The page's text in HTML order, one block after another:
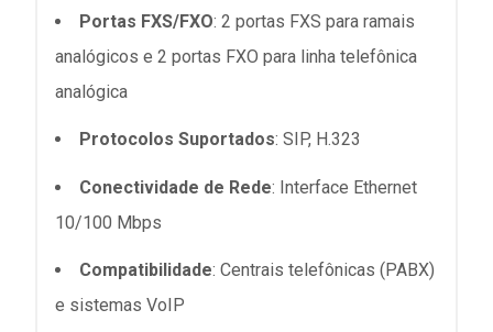
Portas FXS/FXO: 2 portas FXS para ramais
analógicos e 2 portas FXO para linha telefônica
analógica
Protocolos Suportados: SIP, H.323
Conectividade de Rede: Interface Ethernet
10/100 Mbps
Compatibilidade: Centrais telefônicas (PABX)
e sistemas VoIP